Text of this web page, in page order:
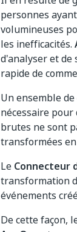
personnes
volumineuses
les inefficacités.
d'analyser et
rapide de
Un ensemble
nécessaire
brutes ne sont
transformées
Le Connecteur
transformation
événements
De cette façon,